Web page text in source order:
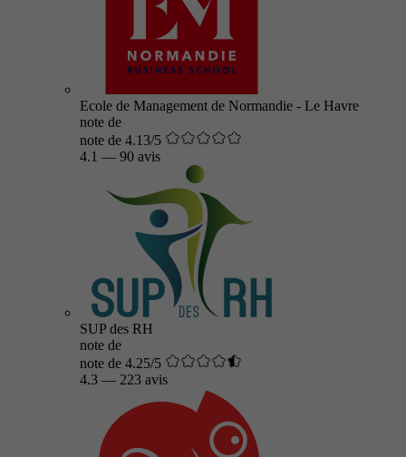
Ecole de Management de Normandie - Le Havre
note de
note de 4.13/5
4.1 — 90 avis
SUP des RH
note de
note de 4.25/5
4.3 — 223 avis